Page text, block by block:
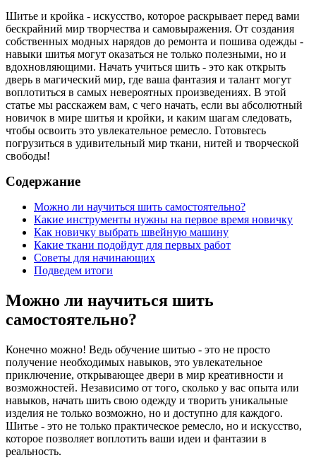
Шитье и кройка - искусство, которое раскрывает перед вами
бескрайний мир творчества и самовыражения. От создания
собственных модных нарядов до ремонта и пошива одежды -
навыки шитья могут оказаться не только полезными, но и
вдохновляющими. Начать учиться шить - это как открыть
дверь в магический мир, где ваша фантазия и талант могут
воплотиться в самых невероятных произведениях. В этой
статье мы расскажем вам, с чего начать, если вы абсолютный
новичок в мире шитья и кройки, и каким шагам следовать,
чтобы освоить это увлекательное ремесло. Готовьтесь
погрузиться в удивительный мир ткани, нитей и творческой
свободы!
Содержание
Можно ли научиться шить самостоятельно?
Какие инструменты нужны на первое время новичку
Как новичку выбрать швейную машину
Какие ткани подойдут для первых работ
Советы для начинающих
Подведем итоги
Можно ли научиться шить
самостоятельно?
Конечно можно! Ведь обучение шитью - это не просто
получение необходимых навыков, это увлекательное
приключение, открывающее двери в мир креативности и
возможностей. Независимо от того, сколько у вас опыта или
навыков, начать шить свою одежду и творить уникальные
изделия не только возможно, но и доступно для каждого.
Шитье - это не только практическое ремесло, но и искусство,
которое позволяет воплотить ваши идеи и фантазии в
реальность.